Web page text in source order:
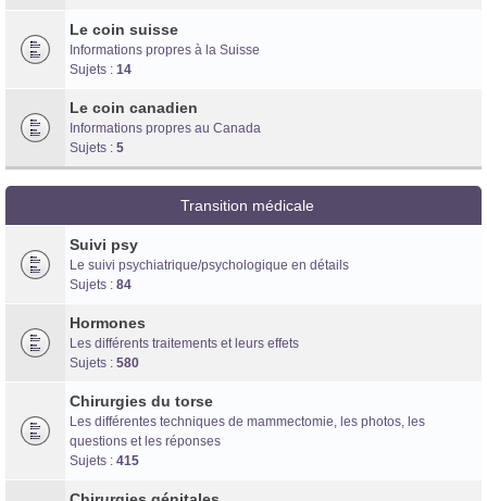
Le coin suisse
Informations propres à la Suisse
Sujets : 14
Le coin canadien
Informations propres au Canada
Sujets : 5
Transition médicale
Suivi psy
Le suivi psychiatrique/psychologique en détails
Sujets : 84
Hormones
Les différents traitements et leurs effets
Sujets : 580
Chirurgies du torse
Les différentes techniques de mammectomie, les photos, les
questions et les réponses
Sujets : 415